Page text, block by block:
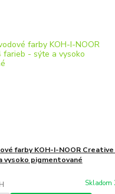
farby KOH-I-NOOR Creative
vysoko pigmentované
Skladom